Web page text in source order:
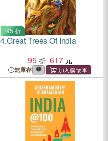
95 折
4.Great Trees Of India
95
617
無庫存